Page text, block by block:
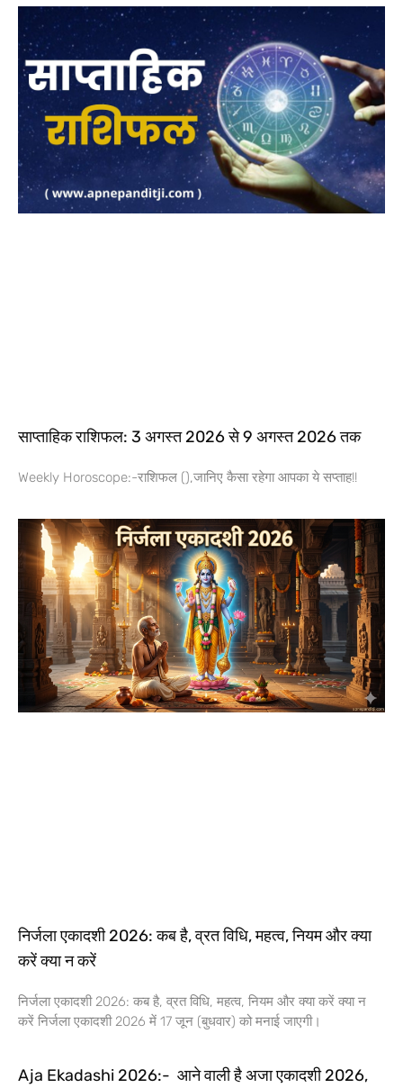
साप्ताहिक राशिफल: 3 अगस्त 2026 से 9 अगस्त 2026 तक
Weekly Horoscope:-राशिफल (),जानिए कैसा रहेगा आपका ये सप्ताह!!
निर्जला एकादशी 2026: कब है, व्रत विधि, महत्व, नियम और क्या
करें क्या न करें
निर्जला एकादशी 2026: कब है, व्रत विधि, महत्व, नियम और क्या करें क्या न
करें निर्जला एकादशी 2026 में 17 जून (बुधवार) को मनाई जाएगी।
Aja Ekadashi 2026:- आने वाली है अजा एकादशी 2026,